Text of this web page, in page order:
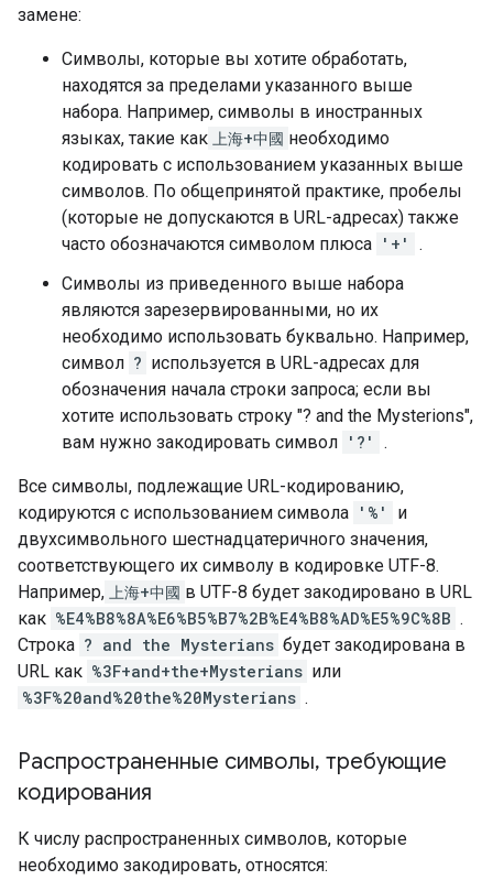
замене:
Символы, которые вы хотите обработать,
находятся за пределами указанного выше
набора. Например, символы в иностранных
языках, такие как 上海+中國 необходимо
кодировать с использованием указанных выше
символов. По общепринятой практике, пробелы
(которые не допускаются в URL-адресах) также
часто обозначаются символом плюса '+'
.
Символы из приведенного выше набора
являются зарезервированными, но их
необходимо использовать буквально. Например,
символ ? используется в URL-адресах для
обозначения начала строки запроса; если вы
хотите использовать строку "? and the Mysterions",
вам нужно закодировать символ '?' .
Все символы, подлежащие URL-кодированию,
кодируются с использованием символа '%'
и
двухсимвольного шестнадцатеричного значения,
соответствующего их символу в кодировке UTF-8.
Например, 上海+中國 в UTF-8 будет закодировано в URL
как %E4%B8%8A%E6%B5%B7%2B%E4%B8%AD%E5%9C%8B .
Строка ? and the Mysterians будет закодирована в
URL как %3F+and+the+Mysterians или
%3F%20and%20the%20Mysterians .
Распространенные символы, требующие
кодирования
К числу распространенных символов, которые
необходимо закодировать, относятся: